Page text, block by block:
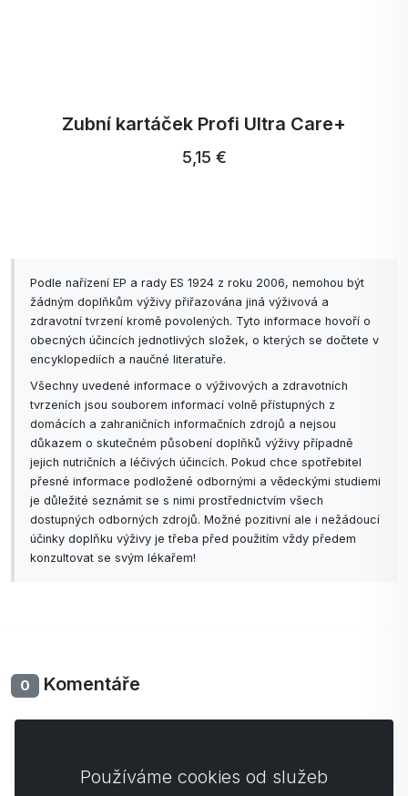
Zubní kartáček Profi Ultra Care+
5,15 €
Podle nařízení EP a rady ES 1924 z roku 2006, nemohou být
žádným doplňkům výživy přiřazována jiná výživová a
zdravotní tvrzení kromě povolených. Tyto informace hovoří o
obecných účincích jednotlivých složek, o kterých se dočtete v
encyklopediích a naučné literatuře.
Všechny uvedené informace o výživových a zdravotních
tvrzeních jsou souborem informací volně přístupných z
domácích a zahraničních informačních zdrojů a nejsou
důkazem o skutečném působení doplňků výživy případně
jejich nutričních a léčivých účincích. Pokud chce spotřebitel
přesné informace podložené odbornými a vědeckými studiemi
je důležité seznámit se s nimi prostřednictvím všech
dostupných odborných zdrojů. Možné pozitivní ale i nežádoucí
účinky doplňku výživy je třeba před použitím vždy předem
konzultovat se svým lékařem!
0 Komentáře
Používáme cookies od služeb